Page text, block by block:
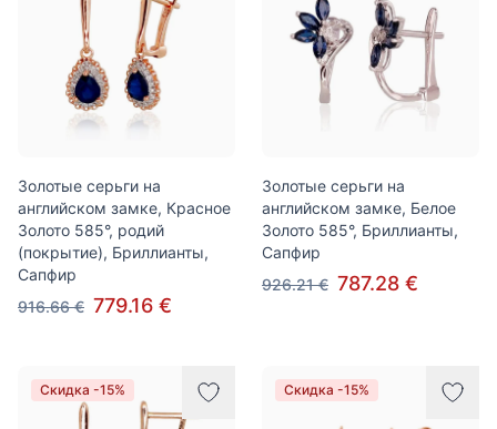
Золотые серьги на
английском замке, Красное
Золото 585°, родий
(покрытие), Бриллианты,
Сапфир
916.66 € 779.16 €
Золотые серьги на
английском замке, Белое
Золото 585°, Бриллианты,
Сапфир
926.21 € 787.28 €
Скидка -15% Скидка -15%